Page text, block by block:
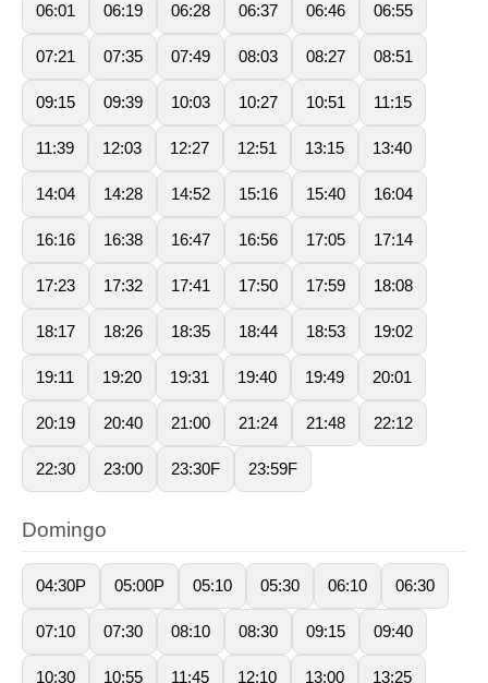
06:01 06:19 06:28 06:37 06:46 06:55
07:21 07:35 07:49 08:03 08:27 08:51
09:15 09:39 10:03 10:27 10:51 11:15
11:39 12:03 12:27 12:51 13:15 13:40
14:04 14:28 14:52 15:16 15:40 16:04
16:16 16:38 16:47 16:56 17:05 17:14
17:23 17:32 17:41 17:50 17:59 18:08
18:17 18:26 18:35 18:44 18:53 19:02
19:11 19:20 19:31 19:40 19:49 20:01
20:19 20:40 21:00 21:24 21:48 22:12
22:30 23:00 23:30F 23:59F
Domingo
04:30P 05:00P 05:10 05:30 06:10 06:30
07:10 07:30 08:10 08:30 09:15 09:40
10:30 10:55 11:45 12:10 13:00 13:25